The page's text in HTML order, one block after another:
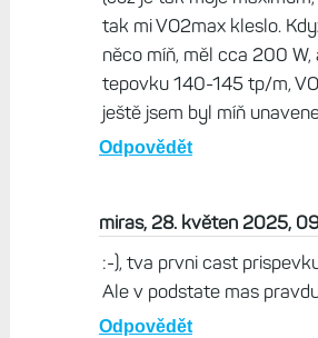
tak mi VO2max kleslo.
něco míň, měl cca 200 W,
tepovku 140-145 tp/m,
ještě jsem byl míň
Odpovědět
miras, 28. květen 2025,
:-), tva prvni cast
Ale v podstate mas
Odpovědět